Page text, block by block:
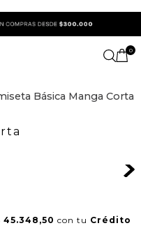
0
Básica Manga Corta
45.348,50 con tu Crédito